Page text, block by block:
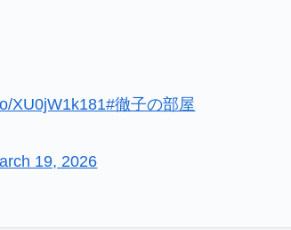
XU0jW1k181#徹子の部屋
19, 2026